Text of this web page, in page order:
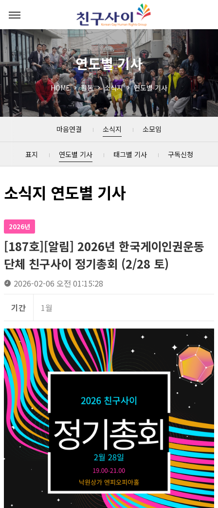
연도별 기사
HOME 활동 소식지 연도별 기사
마음연결 소식지 소모임
표지 연도별 기사 태그별 기사 구독신청
소식지 연도별 기사
2026년
[187호][알림] 2026년 한국게이인권운동
단체 친구사이 정기총회 (2/28 토)
2026-02-06 오전 01:15:28
기간 1월